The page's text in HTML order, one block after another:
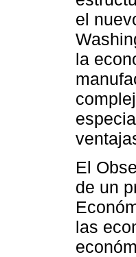
el
la
El
de un
las